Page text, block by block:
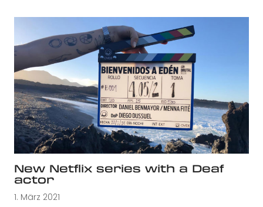
New Netflix series with a Deaf
actor
1. März 2021